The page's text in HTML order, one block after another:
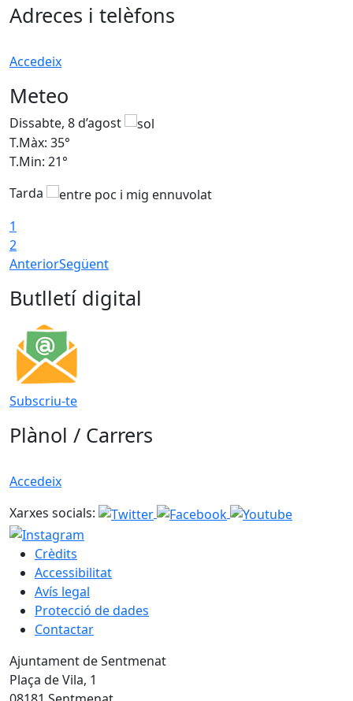
Adreces i telèfons
Accedeix
Meteo
Dissabte, 8 d’agost
T.Màx: 35°
T.Min: 21°
Tarda
1
2
AnteriorSegüent
Butlletí digital
Subscriu-te
Plànol / Carrers
Accedeix
Xarxes socials:
Crèdits
Accessibilitat
Avís legal
Protecció de dades
Contactar
Ajuntament de Sentmenat
Plaça de Vila, 1